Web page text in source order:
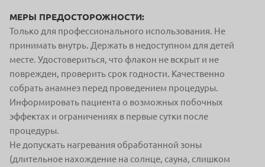
МЕРЫ ПРЕДОСТОРОЖНОСТИ:
Только для профессионального использования. Не
принимать внутрь. Держать в недоступном для детей
месте. Удостовериться, что флакон не вскрыт и не
поврежден, проверить срок годности. Качественно
собрать анамнез перед проведением процедуры.
Информировать пациента о возможных побочных
эффектах и ограничениях в первые сутки после
процедуры.
Не допускать нагревания обработанной зоны
(длительное нахождение на солнце, сауна, слишком